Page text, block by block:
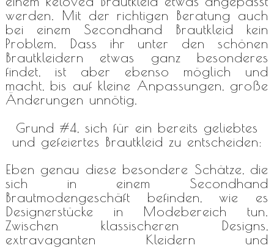
werden. Mit der richtigen Beratung auch
bei einem Secondhand Brautkleid kein
Problem. Dass ihr unter den schönen
Brautkleidern etwas ganz besonderes
findet, ist aber ebenso möglich und
macht, bis auf kleine Anpassungen, große
Änderungen unnötig.
Grund #4, sich für ein bereits geliebtes
und gefeiertes Brautkleid zu entscheiden:
Eben genau diese besondere Schätze, die
sich in einem Secondhand
Brautmodengeschäft befinden, wie es
Designerstücke in Modebereich tun.
Zwischen klassischeren Designs,
extravaganten Kleidern und